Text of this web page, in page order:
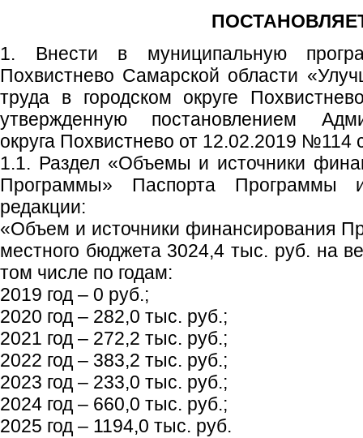
1. Внести в муниципальную
Похвистнево Самарской области
труда в городском округе
утвержденную постановлением
округа Похвистнево от 12.02.2019
1.1. Раздел «Объемы и источники
Программы» Паспорта Программы
редакции:
«Объем и источники финансирования
местного бюджета 3024,4 тыс. руб. на
том числе по годам:
2019 год – 0 руб.;
2020 год – 282,0 тыс. руб.;
2021 год – 272,2 тыс. руб.;
2022 год – 383,2 тыс. руб.;
2023 год – 233,0 тыс. руб.;
2024 год – 660,0 тыс. руб.;
2025 год – 1194,0 тыс. руб.